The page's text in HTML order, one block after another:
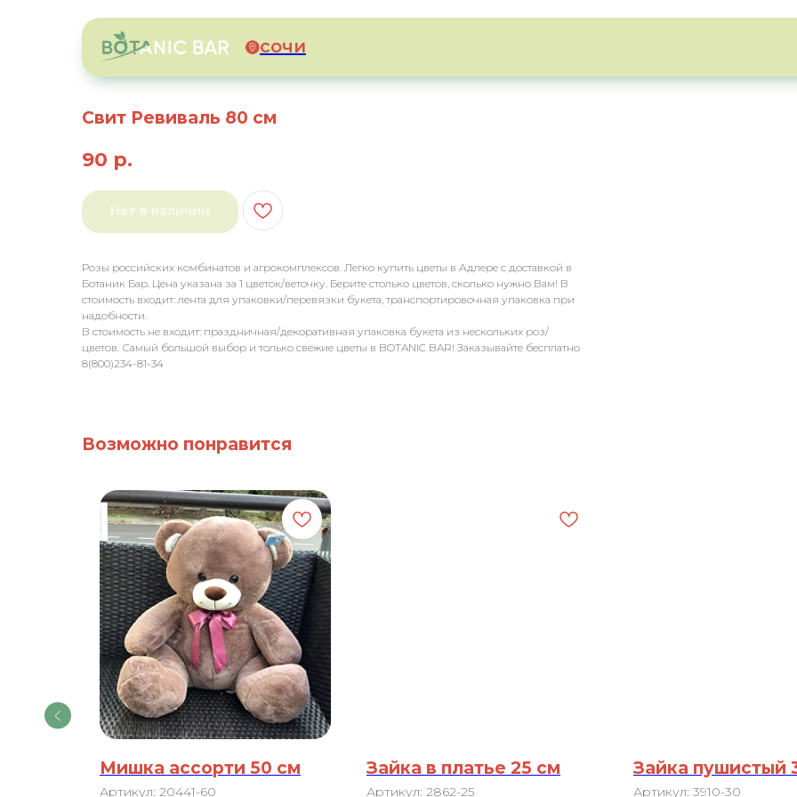
сочи
Свит Ревиваль 80 см
90 р.
Нет в наличии
Розы российских комбинатов и агрокомплексов. Легко купить цветы в Адлере с доставкой в
Ботаник Бар. Цена указана за 1 цветок/веточку. Берите столько цветов, сколько нужно Вам! В
стоимость входит: лента для упаковки/перевязки букета, транспортировочная упаковка при
надобности.
В стоимость не входит: праздничная/декоративная упаковка букета из нескольких роз/
цветов. Самый большой выбор и только свежие цветы в BOTANIC BAR! Заказывайте бесплатно
8(800)234-81-34
Возможно понравится
Мишка ассорти 50 см
Артикул: 20441-60
Зайка в платье 25 см
Артикул: 2862-25
Зайка пушистый
Артикул: 3910-30